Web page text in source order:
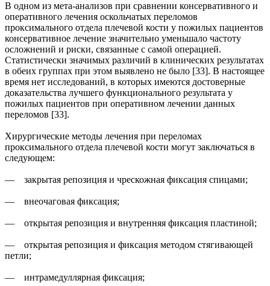
В одном из мета-анализов при сравнении консервативного и
оперативного лечения оскольчатых переломов
проксимального отдела плечевой кости у пожилых пациентов
консервативное лечение значительно уменьшало частоту
осложнений и риски, связанные с самой операцией.
Статистически значимых различий в клинических результатах
в обеих группах при этом выявлено не было [33]. В настоящее
время нет исследований, в которых имеются достоверные
доказательства лучшего функционального результата у
пожилых пациентов при оперативном лечении данных
переломов [33].
Хирургические методы лечения при переломах
проксимального отдела плечевой кости могут заключаться в
следующем:
— закрытая репозиция и чрескожная фиксация спицами;
— внеочаговая фиксация;
— открытая репозиция и внутренняя фиксация пластиной;
— открытая репозиция и фиксация методом стягивающей
петли;
— интрамедуллярная фиксация;